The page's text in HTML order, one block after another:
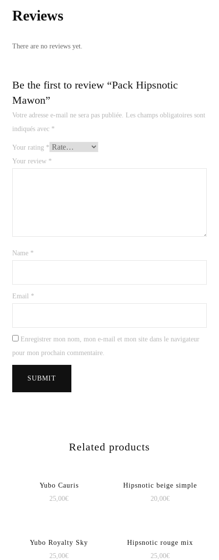
Reviews
There are no reviews yet.
Be the first to review “Pack Hipsnotic
Mawon”
Votre adresse e-mail ne sera pas publiée. Les champs obligatoires sont
indiqués avec *
Your rating *
Your review *
Name *
Email *
Enregistrer mon nom, mon e-mail et mon site dans le navigateur
pour mon prochain commentaire.
Related products
Yubo Cauris
25,00€
Hipsnotic beige simple
20,00€
Yubo Royalty Sky
25,00€
Hipsnotic rouge mix
25,00€